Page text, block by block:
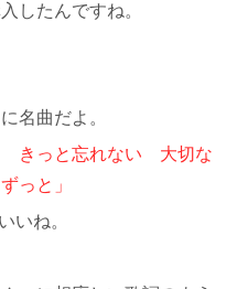
したんですね。
名曲だよ。
きっと忘れない 大切な
っと」
いね。